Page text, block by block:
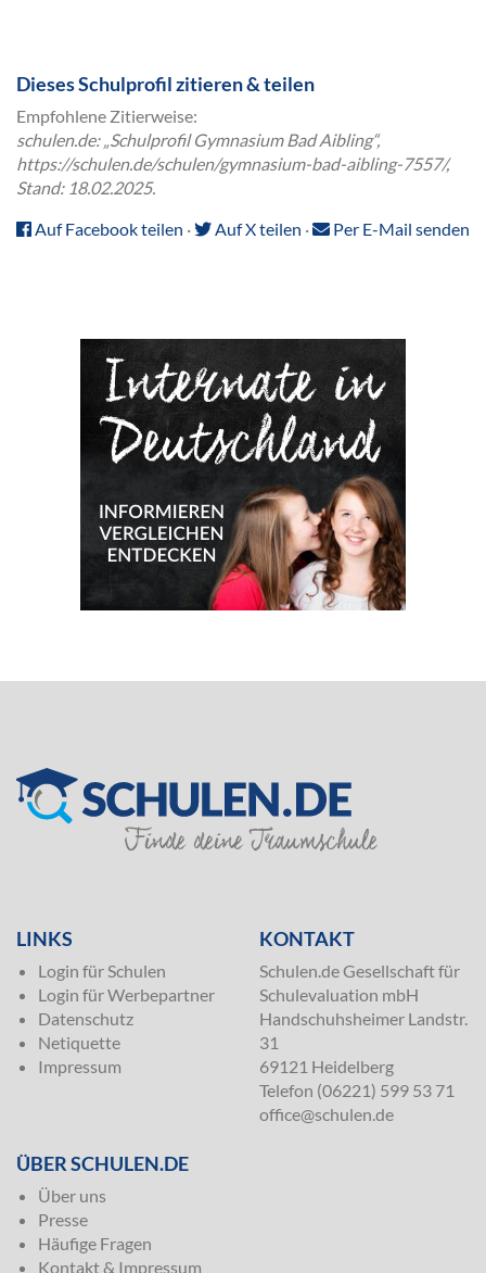
Dieses Schulprofil zitieren & teilen
Empfohlene Zitierweise:
schulen.de: „Schulprofil Gymnasium Bad Aibling“,
https://schulen.de/schulen/gymnasium-bad-aibling-7557/,
Stand: 18.02.2025.
Auf Facebook teilen · Auf X teilen · Per E-Mail senden
LINKS
Login für Schulen
Login für Werbepartner
Datenschutz
Netiquette
Impressum
KONTAKT
Schulen.de Gesellschaft für
Schulevaluation mbH
Handschuhsheimer Landstr.
31
69121 Heidelberg
Telefon (06221) 599 53 71
office@schulen.de
ÜBER SCHULEN.DE
Über uns
Presse
Häufige Fragen
Kontakt & Impressum